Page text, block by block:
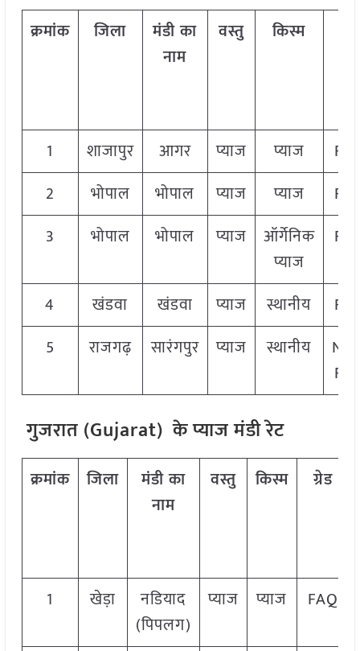
क्रमांक जिला
मंडी का
नाम
वस्तु किस्म
1 शाजापुर आगर प्याज प्याज
2
भोपाल भोपाल प्याज प्याज
3
भोपाल भोपाल प्याज
ऑर्गेनिक
प्याज
4 खंडवा खंडवा प्याज स्थानीय
5
राजगढ़ सारंगपुर प्याज स्थानीय
गुजरात (Gujarat) के प्याज मंडी रेट
क्रमांक जिला
मंडी का
नाम
वस्तु किस्म ग्रेड
1
खेड़ा
नडियाद
(पिपलग)
प्याज प्याज FAQ